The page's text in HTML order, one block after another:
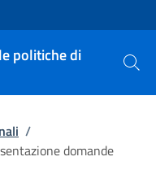
politiche di
Cerca
/
domande